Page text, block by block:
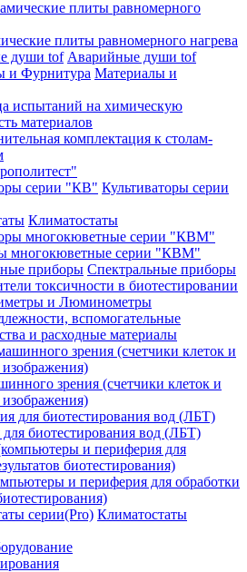
плиты равномерного нагрева
Аварийные души tof
Материалы и
испытаний на химическую
материалов
комплектация к столам-
Культиваторы серии
Климатостаты
многокюветные серии "КВМ"
Спектральные приборы
токсичности в биотестировании
и Люминометры
вспомогательные
и расходные материалы
зрения (счетчики клеток и
для биотестирования вод (ЛБТ)
и периферия для обработки
Климатостаты